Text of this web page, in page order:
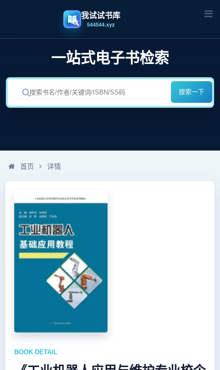
我试试书库
544544.xyz
一站式电子书检索
搜索一下
首页 详情
BOOK DETAIL